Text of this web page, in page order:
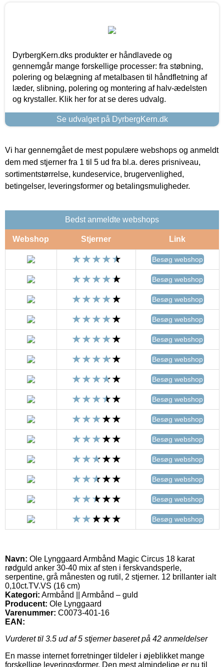
DyrbergKern.dks produkter er håndlavede og
gennemgår mange forskellige processer: fra støbning,
polering og belægning af metalbasen til håndfletning af
læder, slibning, polering og montering af halv-ædelsten
og krystaller. Klik her for at se deres udvalg.
Se udvalget på DyrbergKern.dk
Vi har gennemgået de mest populære webshops og anmeldt
dem med stjerner fra 1 til 5 ud fra bl.a. deres prisniveau,
sortimentstørrelse, kundeservice, brugervenlighed,
betingelser, leveringsformer og betalingsmuligheder.
Bedst anmeldte webshops
Webshop Stjerner Link
Besøg webshop
Besøg webshop
Besøg webshop
Besøg webshop
Besøg webshop
Besøg webshop
Besøg webshop
Besøg webshop
Besøg webshop
Besøg webshop
Besøg webshop
Besøg webshop
Besøg webshop
Besøg webshop
Navn: Ole Lynggaard Armbånd Magic Circus 18 karat
rødguld anker 30-40 mix af sten i ferskvandsperle,
serpentine, grå månesten og rutil, 2 stjerner. 12 brillanter ialt
0,10ct.TV.VS (16 cm)
Kategori: Armbånd || Armbånd – guld
Producent: Ole Lynggaard
Varenummer: C0073-401-16
EAN:
Vurderet til 3.5 ud af 5 stjerner baseret på 42 anmeldelser
En masse internet forretninger tildeler i øjeblikket mange
forskellige leveringsformer. Den mest almindelige er nu til